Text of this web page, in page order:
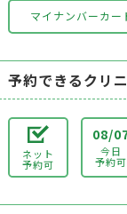
マイナンバーカ
予約できるクリ
ネット
予約可
08/
今日
予約可